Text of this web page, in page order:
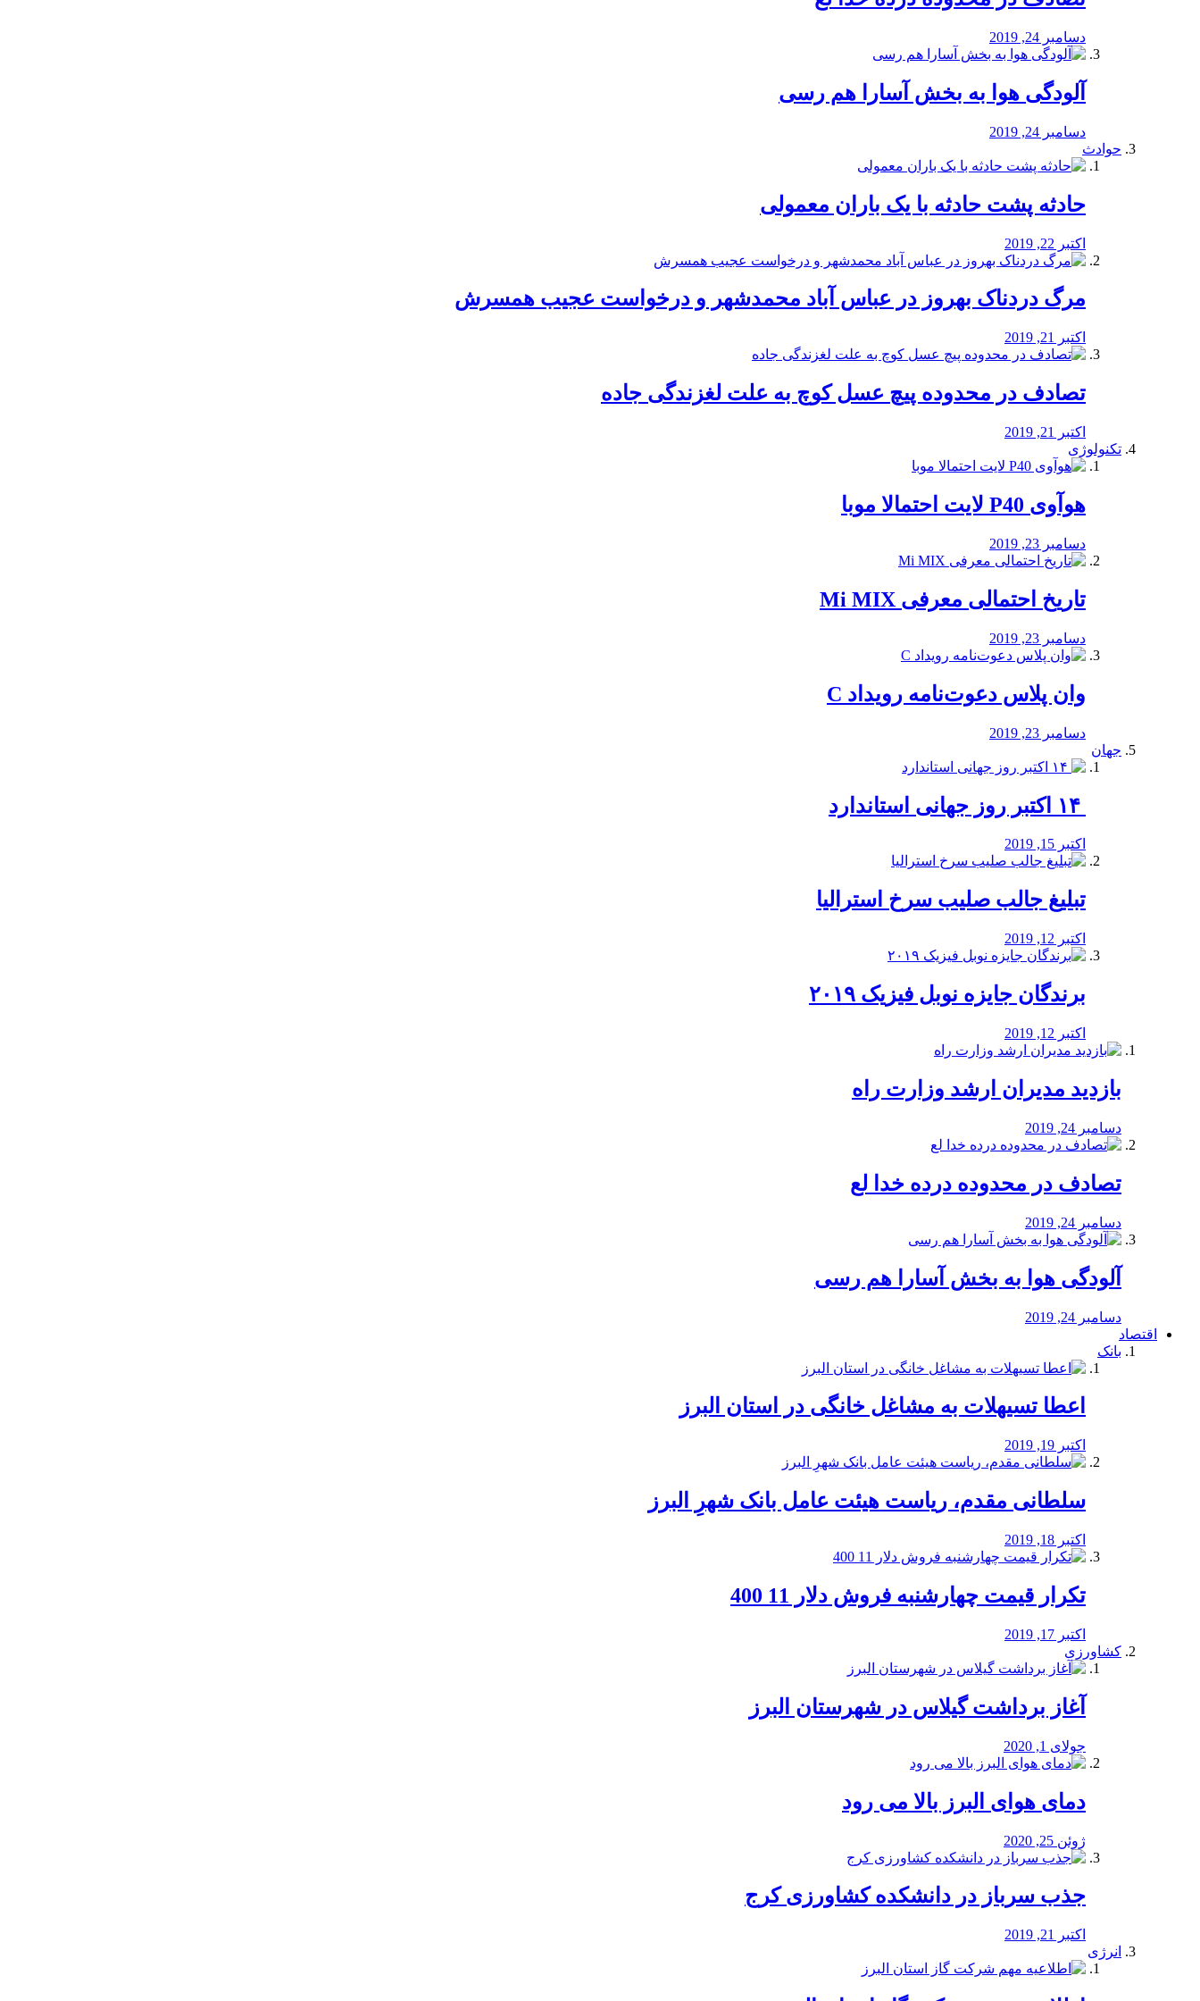
دسامبر 24, 2019
آلودگی هوا به بخش آسارا هم رسی
دسامبر 24, 2019
حوادث
️حادثه پشت حادثه با یک باران معمولی
اکتبر 22, 2019
مرگ دردناک بهروز در عباس آباد محمدشهر و درخواست عجیب همسرش
اکتبر 21, 2019
تصادف در محدوده پیچ عسل کوچ به علت لغزندگی جاده
اکتبر 21, 2019
تکنولوژی
هوآوی P40 لایت احتمالا موبا
دسامبر 23, 2019
تاریخ احتمالی معرفی Mi MIX
دسامبر 23, 2019
وان پلاس دعوت‌نامه رویداد C
دسامبر 23, 2019
جهان
اکتبر 15, 2019
تبلیغ جالب صلیب سرخ استرالیا
اکتبر 12, 2019
برندگان جایزه نوبل فیزیک ۲۰۱۹
اکتبر 12, 2019
بازدید مدیران ارشد وزارت راه
دسامبر 24, 2019
تصادف در محدوده درده خدا لع
دسامبر 24, 2019
آلودگی هوا به بخش آسارا هم رسی
دسامبر 24, 2019
اقتصاد
بانک
️اعطا تسیهلات به مشاغل خانگی در استان البرز
اکتبر 19, 2019
سلطانی مقدم، ریاست هیئت عامل بانک شهرِ البرز
اکتبر 18, 2019
تکرار قیمت چهارشنبه فروش دلار 11 400
اکتبر 17, 2019
کشاورزی
آغاز برداشت گیلاس در شهرستان البرز
جولای 1, 2020
دمای هوای البرز بالا می رود
ژوئن 25, 2020
جذب سرباز در دانشکده کشاورزی کرج
اکتبر 21, 2019
انرژی